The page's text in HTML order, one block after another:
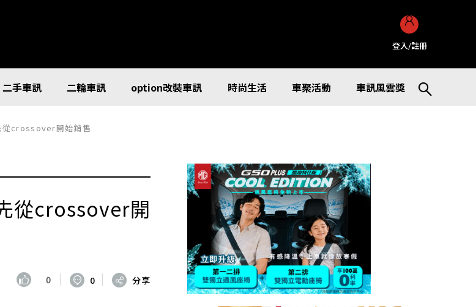
登入/註冊
二手車訊 二輪車訊 option改裝車訊 時尚生活 車聚活動 車訊風雲獎
從crossover開始銷售
從crossover開
0 0 分享